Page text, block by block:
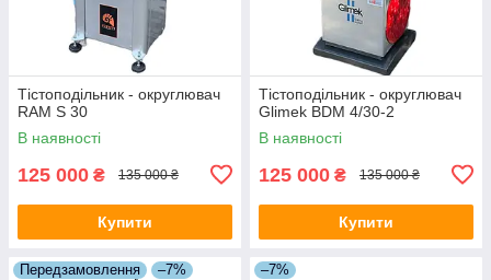
Тістоподільник - округлювач
RAM S 30
В наявності
125 000 ₴ 135 000 ₴
Купити
Тістоподільник - округлювач
Glimek BDM 4/30-2
В наявності
125 000 ₴ 135 000 ₴
Купити
Передзамовлення –7% –7%